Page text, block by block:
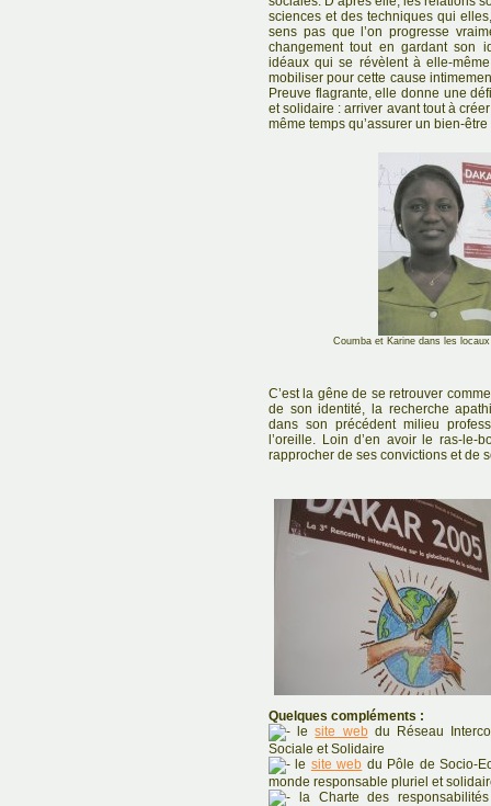
sciences et des techniques qui
sens pas que l’on progresse
changement tout en gardant son
idéaux qui se révèlent à elle-
mobiliser pour cette cause
Preuve flagrante, elle donne une
et solidaire : arriver avant tout à
même temps qu’assurer un bien-
Coumba et Karine dans les
C’est la gêne de se retrouver
de son identité, la recherche
dans son précédent milieu
l’oreille. Loin d’en avoir le ras-
rapprocher de ses convictions et de
Quelques compléments :
lesite webdu Réseau
Sociale et Solidaire
le site web du Pôle de Socio-
monde responsable pluriel et
la Charte des